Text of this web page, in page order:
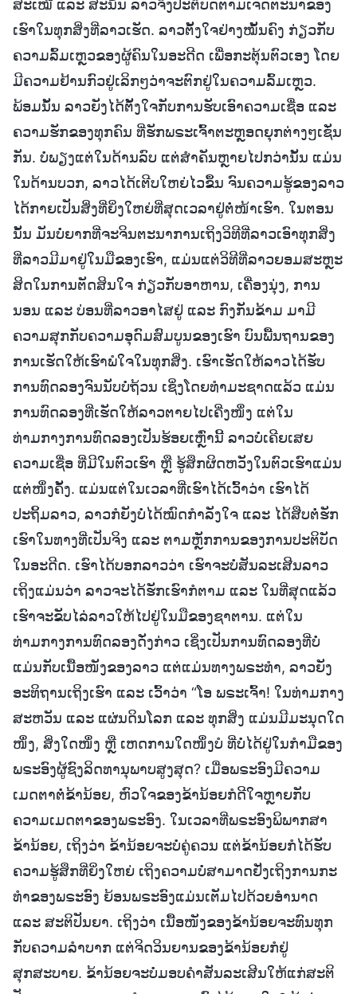
ສະເໝີ ແລະ ສະນັ້ນ ລາວຈຶ່ງປະຕິບັດຕາມເຈດຕະນາຂອງ
ເຮົາໃນທຸກສິ່ງທີ່ລາວເຮັດ. ລາວຕັ້ງໃຈຢ່າງໝັ້ນຄົງ ກ່ຽວກັບ
ຄວາມລົ້ມເຫຼວຂອງຜູ້ຄົນໃນອະດີດ ເພື່ອກະຕຸ້ນຕົວເອງ ໂດຍ
ມີຄວາມຢ້ານກົວຢູ່ເລິກໆວ່າຈະຕົກຢູ່ໃນຄວາມລົ້ມເຫຼວ.
ພ້ອມນັ້ນ ລາວຍັງໄດ້ຕັ້ງໃຈກັບການຮັບເອົາຄວາມເຊື່ອ ແລະ
ຄວາມຮັກຂອງທຸກຄົນ ທີ່ຮັກພຣະເຈົ້າຕະຫຼອດຍຸກຕ່າງໆເຊັ່ນ
ກັນ. ບໍ່ພຽງແຕ່ໃນດ້ານລົບ ແຕ່ສໍາຄັນຫຼາຍໄປກວ່ານັ້ນ ແມ່ນ
ໃນດ້ານບວກ, ລາວໄດ້ເຕີບໃຫຍ່ໄວຂຶ້ນ ຈົນຄວາມຮູ້ຂອງລາວ
ໄດ້ກາຍເປັນສິ່ງທີ່ຍິ່ງໃຫຍ່ທີ່ສຸດເວລາຢູ່ຕໍ່ໜ້າເຮົາ. ໃນຕອນ
ນັ້ນ ມັນບໍ່ຍາກທີ່ຈະຈິນຕະນາການເຖິງວິທີທີ່ລາວເອົາທຸກສິ່ງ
ທີ່ລາວມີມາຢູ່ໃນມືຂອງເຮົາ, ແມ່ນແຕ່ວິທີທີ່ລາວຍອມສະຫຼະ
ສິດໃນການຕັດສິນໃຈ ກ່ຽວກັບອາຫານ, ເຄື່ອງນຸ່ງ, ການ
ນອນ ແລະ ບ່ອນທີ່ລາວອາໄສຢູ່ ແລະ ກົງກັນຂ້າມ ມາມີ
ຄວາມສຸກກັບຄວາມອຸດົມສົມບູນຂອງເຮົາ ບົນພື້ນຖານຂອງ
ການເຮັດໃຫ້ເຮົາພໍໃຈໃນທຸກສິ່ງ. ເຮົາເຮັດໃຫ້ລາວໄດ້ຮັບ
ການທົດລອງຈົນນັບບໍ່ຖ້ວນ ເຊິ່ງໂດຍທໍາມະຊາດແລ້ວ ແມ່ນ
ການທົດລອງທີ່ເຮັດໃຫ້ລາວຕາຍໄປເຄີ່ງໜຶ່ງ ແຕ່ໃນ
ທ່າມກາງການທົດລອງເປັນຮ້ອຍເຫຼົ່ານີ້ ລາວບໍ່ເຄີຍເສຍ
ຄວາມເຊື່ອ ທີ່ມີໃນຕົວເຮົາ ຫຼື ຮູ້ສຶກຜິດຫວັງໃນຕົວເຮົາແມ່ນ
ແຕ່ໜຶ່ງຄັ້ງ. ແມ່ນແຕ່ໃນເວລາທີ່ເຮົາໄດ້ເວົ້າວ່າ ເຮົາໄດ້
ປະຖິ້ມລາວ, ລາວກໍຍັງບໍ່ໄດ້ໝົດກໍາລັງໃຈ ແລະ ໄດ້ສືບຕໍ່ຮັກ
ເຮົາໃນທາງທີ່ເປັນຈິງ ແລະ ຕາມຫຼັກການຂອງການປະຕິບັດ
ໃນອະດີດ. ເຮົາໄດ້ບອກລາວວ່າ ເຮົາຈະບໍ່ສັນລະເສີນລາວ
ເຖິງແມ່ນວ່າ ລາວຈະໄດ້ຮັກເຮົາກໍຕາມ ແລະ ໃນທີ່ສຸດແລ້ວ
ເຮົາຈະຂັບໄລ່ລາວໃຫ້ໄປຢູ່ໃນມືຂອງຊາຕານ. ແຕ່ໃນ
ທ່າມກາງການທົດລອງດັ່ງກ່າວ ເຊິ່ງເປັນການທົດລອງທີ່ບໍ່
ແມ່ນກັບເນື້ອໜັງຂອງລາວ ແຕ່ແມ່ນທາງພຣະທໍາ, ລາວຍັງ
ອະທິຖານເຖິງເຮົາ ແລະ ເວົ້າວ່າ “ໂອ ພຣະເຈົ້າ! ໃນທ່າມກາງ
ສະຫວັນ ແລະ ແຜ່ນດິນໂລກ ແລະ ທຸກສິ່ງ ແມ່ນມີມະນຸດໃດ
ໜຶ່ງ, ສິ່ງໃດໜຶ່ງ ຫຼື ເຫດການໃດໜຶ່ງບໍ ທີ່ບໍ່ໄດ້ຢູ່ໃນກໍາມືຂອງ
ພຣະອົງຜູ້ຊົງລິດທານຸພາບສູງສຸດ? ເມື່ອພຣະອົງມີຄວາມ
ເມດຕາຕໍ່ຂ້ານ້ອຍ, ຫົວໃຈຂອງຂ້ານ້ອຍກໍດີໃຈຫຼາຍກັບ
ຄວາມເມດຕາຂອງພຣະອົງ. ໃນເວລາທີ່ພຣະອົງພິພາກສາ
ຂ້ານ້ອຍ, ເຖິງວ່າ ຂ້ານ້ອຍຈະບໍ່ຄູ່ຄວນ ແຕ່ຂ້ານ້ອຍກໍໄດ້ຮັບ
ຄວາມຮູ້ສຶກທີ່ຍິ່ງໃຫຍ່ ເຖິງຄວາມບໍ່ສາມາດຢັ່ງເຖິງການກະ
ທໍາຂອງພຣະອົງ ຍ້ອນພຣະອົງແມ່ນເຕັມໄປດ້ວຍອໍານາດ
ແລະ ສະຕິປັນຍາ. ເຖິງວ່າ ເນື້ອໜັງຂອງຂ້ານ້ອຍຈະທົນທຸກ
ກັບຄວາມລໍາບາກ ແຕ່ຈິດວິນຍານຂອງຂ້ານ້ອຍກໍຢູ່
ສຸກສະບາຍ. ຂ້ານ້ອຍຈະບໍ່ມອບຄໍາສັນລະເສີນໃຫ້ແກ່ສະຕິ